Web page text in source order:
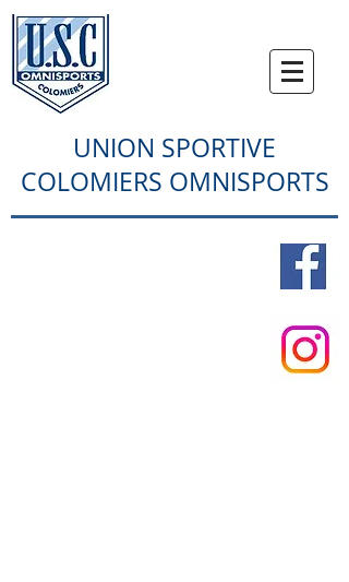
UNION SPORTIVE
COLOMIERS OMNISPORTS